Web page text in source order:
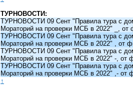
ТУРНОВОСТИ:
ТУРНОВОСТИ 09 Сент "Правила тура с
Мораторий на проверки МСБ в 2022" _,
ТУРНОВОСТИ 09 Сент "Правила тура с
Мораторий на проверки МСБ в 2022" ,
ТУРНОВОСТИ 09 Сент "Правила тура с
Мораторий на проверки МСБ в 2022" -,
ТУРНОВОСТИ 09 Сент "Правила тура с
Мораторий на проверки МСБ в 2022" ,-
↑